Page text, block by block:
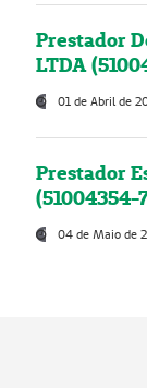
Prestador
LTDA
01 de Abril de
Prestador
(51004354-
04 de Maio de